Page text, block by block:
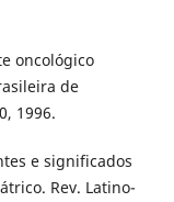
oncológico
de
1996.
e significados
Rev. Latino-